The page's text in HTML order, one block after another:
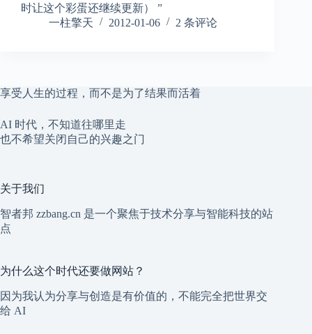
时让这个彩蛋还继续更新） ”
一柱擎天
2012-01-06 2 条评论
享受人生的过程，而不是为了结果而活着
AI 时代，不知道往哪里走
也不希望关闭自己的兴趣之门
关于我们
智者邦 zzbang.cn 是一个聚焦于技术分享与智能科技的站
点
为什么这个时代还要做网站？
因为我认为分享与创造是有价值的，不能完全把世界交
给 AI